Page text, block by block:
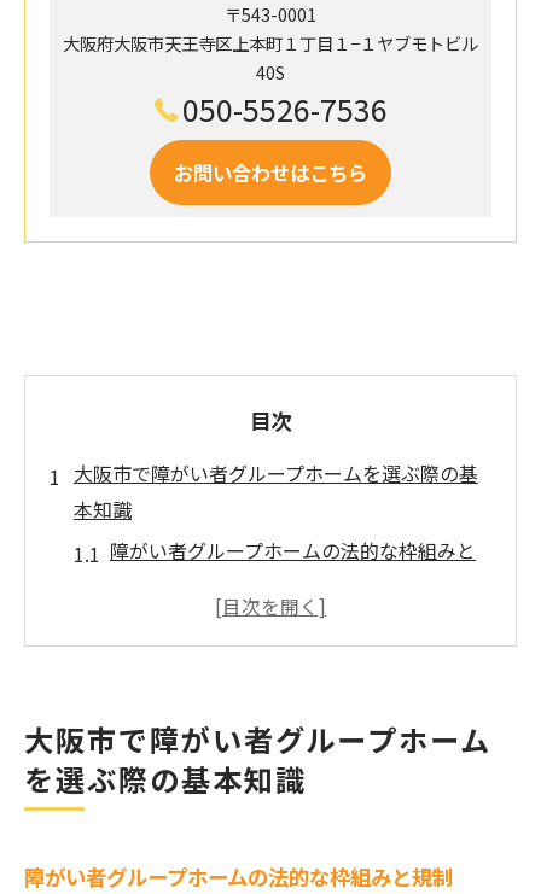
〒543-0001
大阪府大阪市天王寺区上本町１丁目１−１ヤブモトビル
40S
050-5526-7536
お問い合わせはこちら
目次
大阪市で障がい者グループホームを選ぶ際の基
本知識
障がい者グループホームの法的な枠組みと
大阪市内の障がい者支援サービスの紹介
大阪市の福祉関連の相談窓口
地域ごとの特性とホーム選びのコツ
魅力とは
大阪市で障がい者グループホーム
を選ぶ際の基本知識
障がい者グループホームの法的な枠組みと規制